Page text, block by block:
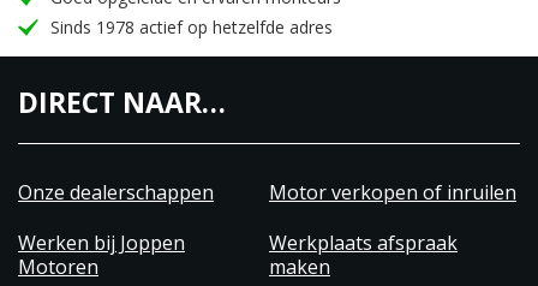
Sinds 1978 actief op hetzelfde adres
DIRECT NAAR…
Onze dealerschappen
Motor verkopen of inruilen
Werken bij Joppen
Motoren
Werkplaats afspraak
maken